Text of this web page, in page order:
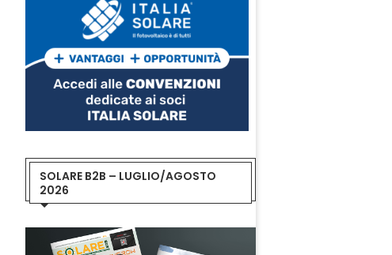
SOLARE B2B – LUGLIO/AGOSTO
2026